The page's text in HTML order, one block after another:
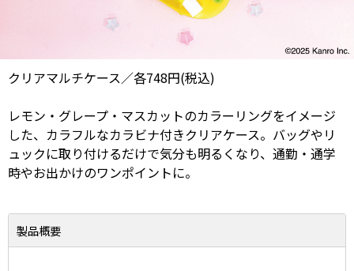
クリアマルチケース／各748円(税込)
レモン・グレープ・マスカットのカラーリングをイメージ
した、カラフルなカラビナ付きクリアケース。バッグやリ
ュックに取り付けるだけで気分も明るくなり、通勤・通学
時やお出かけのワンポイントに。
製品概要